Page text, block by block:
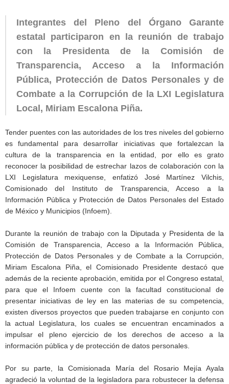
Integrantes del Pleno del Órgano Garante
estatal participaron en la reunión de trabajo
con la Presidenta de la Comisión de
Transparencia, Acceso a la Información
Pública, Protección de Datos Personales y de
Combate a la Corrupción de la LXI Legislatura
Local, Miriam Escalona Piña.
Tender puentes con las autoridades de los tres niveles del gobierno
es fundamental para desarrollar iniciativas que fortalezcan la
cultura de la transparencia en la entidad, por ello es grato
reconocer la posibilidad de estrechar lazos de colaboración con la
LXI Legislatura mexiquense, enfatizó José Martínez Vilchis,
Comisionado del Instituto de Transparencia, Acceso a la
Información Pública y Protección de Datos Personales del Estado
de México y Municipios (Infoem).
Durante la reunión de trabajo con la Diputada y Presidenta de la
Comisión de Transparencia, Acceso a la Información Pública,
Protección de Datos Personales y de Combate a la Corrupción,
Miriam Escalona Piña, el Comisionado Presidente destacó que
además de la reciente aprobación, emitida por el Congreso estatal,
para que el Infoem cuente con la facultad constitucional de
presentar iniciativas de ley en las materias de su competencia,
existen diversos proyectos que pueden trabajarse en conjunto con
la actual Legislatura, los cuales se encuentran encaminados a
impulsar el pleno ejercicio de los derechos de acceso a la
información pública y de protección de datos personales.
Por su parte, la Comisionada María del Rosario Mejía Ayala
agradeció la voluntad de la legisladora para robustecer la defensa